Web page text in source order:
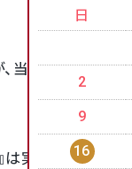
日
2
9
16
当店の取り扱い
実は根強いファ